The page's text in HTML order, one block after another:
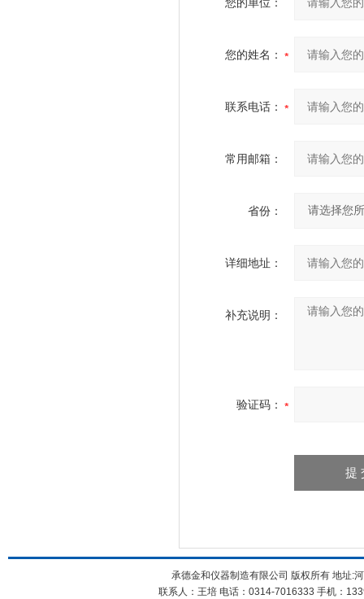
您的姓名：
联系电话：
常用邮箱：
省份：
详细地址：
补充说明：
验证码：
承德金和仪器制造有限公司 版权所有 地址:
联系人：王培 电话：0314-7016333 手机：